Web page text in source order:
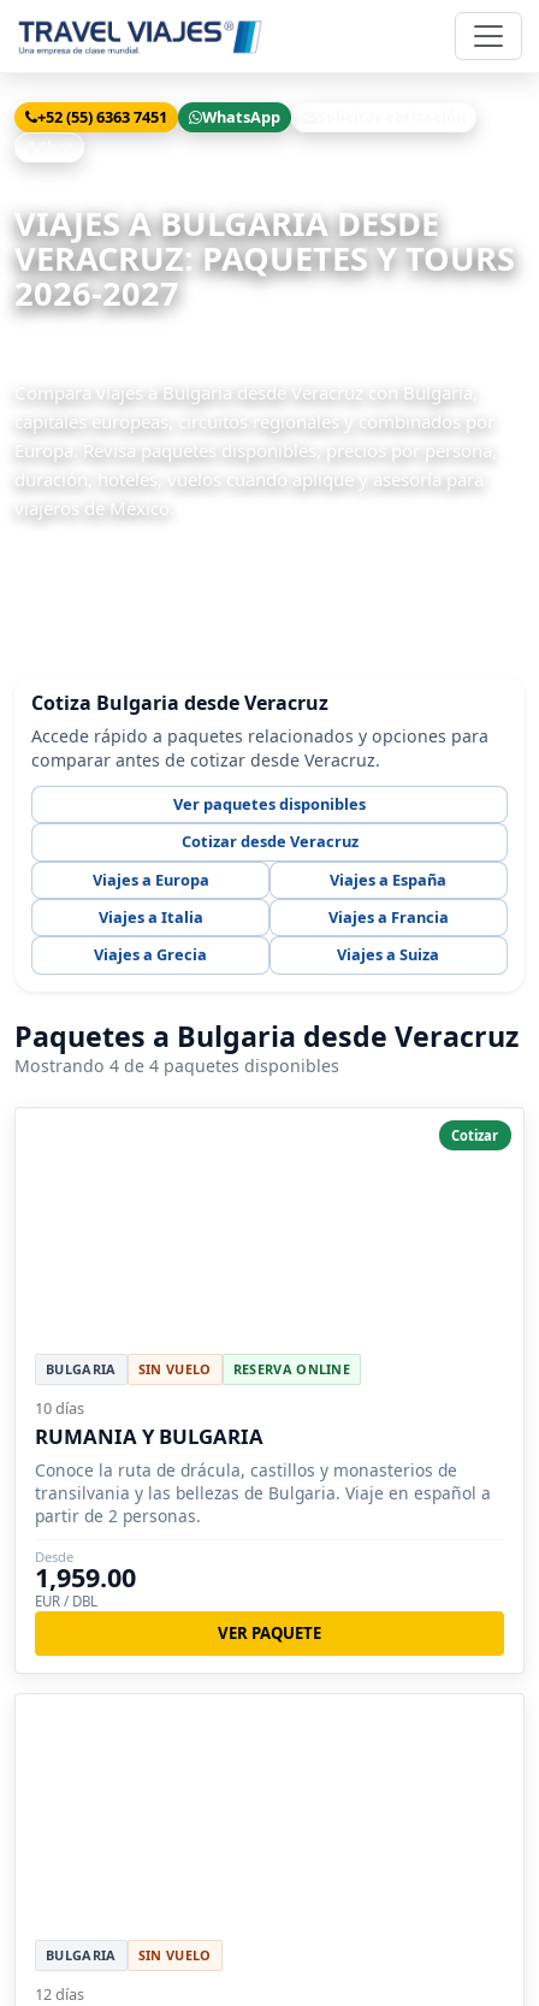
+52 (55) 6363 7451 WhatsApp
VIAJES A BULGARIA DESDE
VERACRUZ: PAQUETES Y TOURS
2026-2027
Compara viajes a Bulgaria desde Veracruz con Bulgaria,
capitales europeas, circuitos regionales y combinados por
Europa. Revisa paquetes disponibles, precios por persona,
duración, hoteles, vuelos cuando aplique y asesoría para
viajeros de México.
Cotiza Bulgaria desde Veracruz
Accede rápido a paquetes relacionados y opciones para
comparar antes de cotizar desde Veracruz.
Ver paquetes disponibles
Cotizar desde Veracruz
Viajes a Europa
Viajes a España
Viajes a Italia
Viajes a Francia
Viajes a Grecia
Viajes a Suiza
Paquetes a Bulgaria desde Veracruz
Mostrando 4 de 4 paquetes disponibles
Cotizar
BULGARIA SIN VUELO RESERVA ONLINE
10 días
RUMANIA Y BULGARIA
Conoce la ruta de drácula, castillos y monasterios de
transilvania y las bellezas de Bulgaria. Viaje en español a
partir de 2 personas.
Desde
1,959.00
EUR / DBL
VER PAQUETE
BULGARIA SIN VUELO
12 días